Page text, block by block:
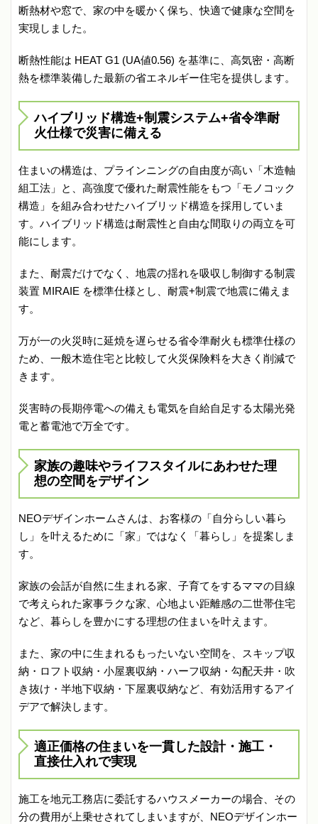
断熱材や窓で、家の中を暖かく保ち、快適で健康な空間を
実現しました。
断熱性能は HEAT G1 (UA値0.56) を基準に、高気密・高断
熱を標準装備した最新の省エネルギー住宅を提供します。
ハイブリッド構造+制震システム+省令準耐
火仕様で災害に備える
住まいの構造は、プラインニングの自由度が高い「木造軸
組工法」と、高強度で優れた耐震性能をもつ「モノコック
構造」を組み合わせたハイブリッド構造を採用していま
す。ハイブリッド構造は耐震性と自由な間取りの両立を可
能にします。
また、耐震だけでなく、地震の揺れを吸収し制御する制震
装置 MIRAIE を標準仕様とし、耐震+制震で地震に備えま
す。
万が一の火災時に延焼を遅らせる省令準耐火も標準仕様の
ため、一般木造住宅と比較して火災保険料を大きく削減で
きます。
災害時の長期停電への備えも電気を自給自足する太陽光発
電と蓄電池で万全です。
家族の趣味やライフスタイルにあわせた理
想の空間をデザイン
NEOデザインホームさんは、お客様の「自分らしい暮ら
し」を叶えるために「家」ではなく「暮らし」を提案しま
す。
家族の会話が自然に生まれる家、子育てをするママの目線
で考えられた家事ラクな家、心地よい距離感の二世帯住宅
など、暮らしを豊かにする理想の住まいを叶えます。
また、家の中に生まれるもったいない空間を、スキップ収
納・ロフト収納・小屋裏収納・ハーフ収納・勾配天井・吹
き抜け・半地下収納・下屋裏収納など、有効活用するアイ
デアで解決します。
適正価格の住まいを一貫した設計・施工・
直接仕入れで実現
施工を地元工務店に委託するハウスメーカーの場合、その
分の費用が上乗せされてしまいますが、NEOデザインホー